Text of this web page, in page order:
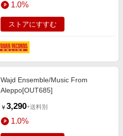
1.0%
ストアにすすむ
Wajd Ensemble/Music From
Aleppo[OUT685]
￥ 3,290+送料別
1.0%